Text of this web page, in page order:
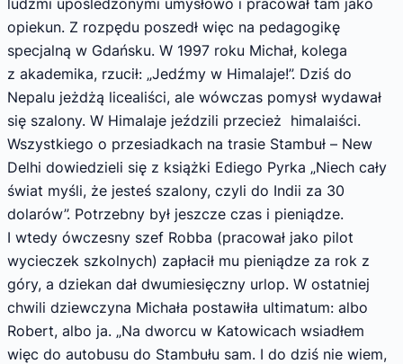
opiekun. Z rozpędu poszedł więc na pedagogikę
specjalną w Gdańsku. W 1997 roku Michał, kolega
z akademika, rzucił: „Jedźmy w Himalaje!”. Dziś do
Nepalu jeżdżą licealiści, ale wówczas pomysł wydawał
się szalony. W Himalaje jeździli przecież himalaiści.
Wszystkiego o przesiadkach na trasie Stambuł – New
Delhi dowiedzieli się z książki Ediego Pyrka „Niech cały
świat myśli, że jesteś szalony, czyli do Indii za 30
dolarów”. Potrzebny był jeszcze czas i pieniądze.
I wtedy ówczesny szef Robba (pracował jako pilot
wycieczek szkolnych) zapłacił mu pieniądze za rok z
góry, a dziekan dał dwumiesięczny urlop. W ostatniej
chwili dziewczyna Michała postawiła ultimatum: albo
Robert, albo ja. „Na dworcu w Katowicach wsiadłem
więc do autobusu do Stambułu sam. I do dziś nie wiem,